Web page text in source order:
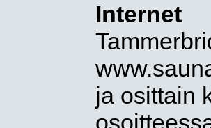
Internet
ja osittain